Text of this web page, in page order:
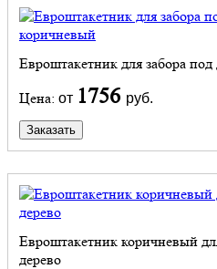
Евроштакетник для забора
Цена: от 1756 руб.
Заказать
Евроштакетник коричневый
дерево